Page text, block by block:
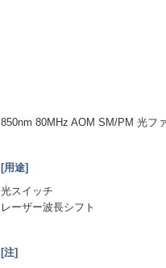
850nm 80MHz AOM SM/PM 光フ
[用途]
光スイッチ
レーザー波長シフト
[注]